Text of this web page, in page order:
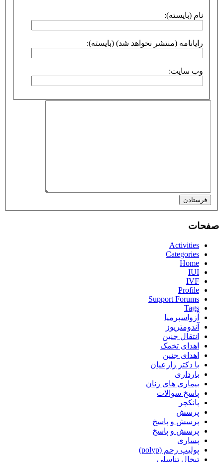
نام (بایسته):
رایانامه (منتشر نخواهد شد) (بایسته):
وب سایت:
فرستادن
صفحات
Activities
Categories
Home
IUI
IVF
Profile
Support Forums
Tags
آزواسپرمیا
آندومتریوز
انتقال جنین
اهدای تخمک
اهدای جنین
با دکتر زارعیان
بارداری
بیماری های زنان
پاسخ سوالات
پانکچر
پرسش
پرسش و پاسخ
پرسش و پاسخ
پساری
پولیپ رحم (polyp)
تبخال تناسلی